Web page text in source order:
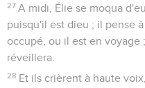
27 A midi, Élie se moqua
puisqu'il est dieu ; il pense
occupé, ou il est en
réveillera.
28 Et ils crièrent à haute